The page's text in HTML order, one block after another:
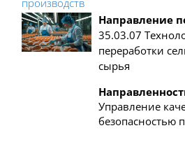
Направление
35.03.07
переработки
сырья
Управление
безопасностью